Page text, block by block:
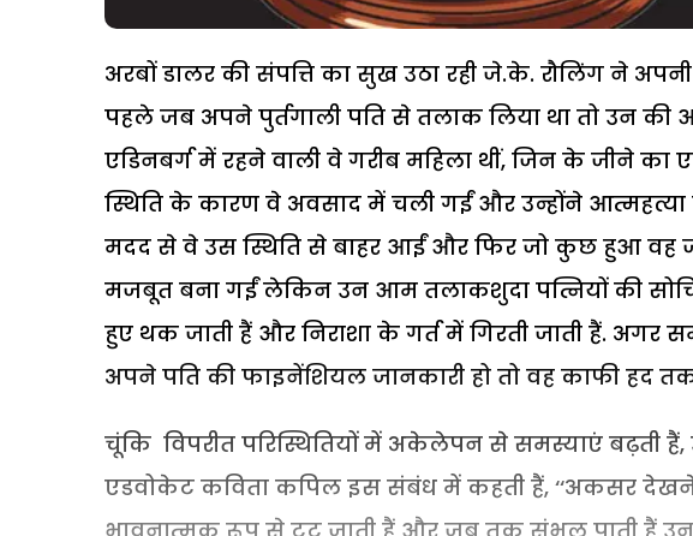
अरबों डालर की संपत्ति का सुख उठा रही जे.के. रौलिंग ने
पहले जब अपने पुर्तगाली पति से तलाक लिया था तो उन की
एडिनबर्ग में रहने वाली वे गरीब महिला थीं, जिन के जीने का
स्थिति के कारण वे अवसाद में चली गईं और उन्होंने आत्महत्या
मदद से वे उस स्थिति से बाहर आईं और फिर जो कुछ हुआ वह
मजबूत बना गईं लेकिन उन आम तलाकशुदा पत्नियों की
हुए थक जाती हैं और निराशा के गर्त में गिरती जाती हैं.
अपने पति की फाइनेंशियल जानकारी हो तो वह काफी हद
चूंकि विपरीत परिस्थितियों में अकेलेपन से समस्याएं बढ़ती हैं,
एडवोकेट कविता कपिल इस संबंध में कहती हैं, ‘‘अकसर